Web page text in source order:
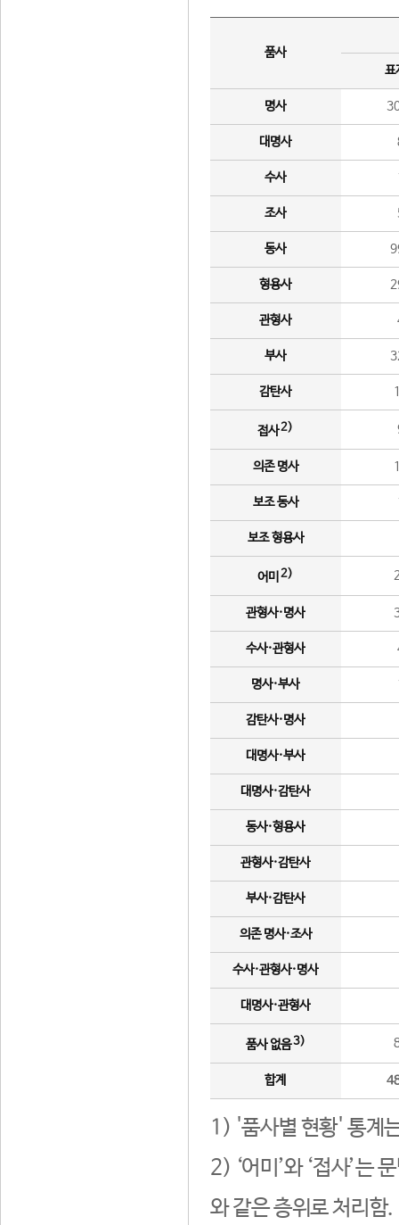
품사
표
명사
대명사
수사
조사
동사
형용사
관형사
부사
감탄사
접사2)
의존 명사
보조 동사
보조 형용사
어미 2)
관형사·명사
수사·관형사
명사·부사
감탄사·명사
대명사·부사
대명사·감탄사
동사·형용사
관형사·감탄사
부사·감탄사
의존 명사·조사
수사·관형사·명사
대명사·관형사
품사 없음3)
합계
1) '품사별 현황' 통계
2) ‘어미’와 ‘접사’는
와 같은 층위로 처리함.